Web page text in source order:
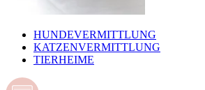
HUNDEVERMITTLUNG
KATZENVERMITTLUNG
TIERHEIME